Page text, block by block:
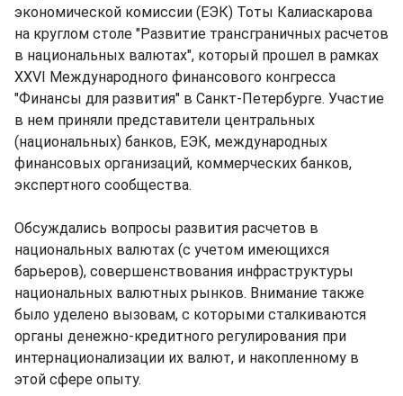
экономической комиссии (ЕЭК) Тоты Калиаскарова
на круглом столе "Развитие трансграничных расчетов
в национальных валютах", который прошел в рамках
XXVI Международного финансового конгресса
"Финансы для развития" в Санкт-Петербурге. Участие
в нем приняли представители центральных
(национальных) банков, ЕЭК, международных
финансовых организаций, коммерческих банков,
экспертного сообщества.
Обсуждались вопросы развития расчетов в
национальных валютах (с учетом имеющихся
барьеров), совершенствования инфраструктуры
национальных валютных рынков. Внимание также
было уделено вызовам, с которыми сталкиваются
органы денежно-кредитного регулирования при
интернационализации их валют, и накопленному в
этой сфере опыту.